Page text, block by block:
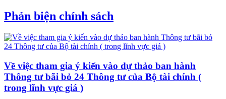
Phản biện chính sách
Về việc tham gia ý kiến vào dự thảo ban hành
Thông tư bãi bỏ 24 Thông tư của Bộ tài chính (
trong lĩnh vực giá )